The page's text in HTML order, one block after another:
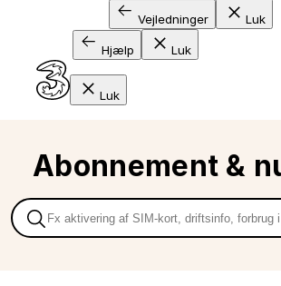
Vejledninger Luk
Hjælp Luk
Luk
Abonnement &